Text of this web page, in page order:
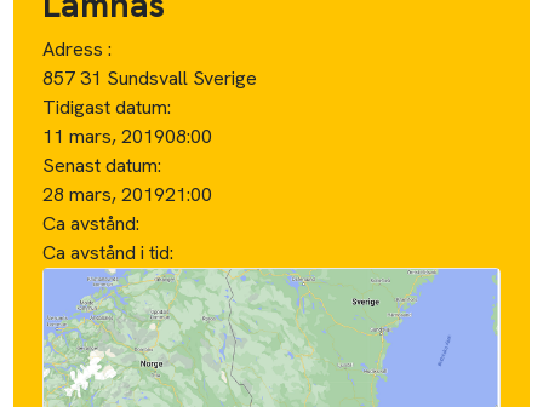
Adress :
857 31 Sundsvall Sverige
Tidigast datum:
11 mars, 201908:00
Senast datum:
28 mars, 201921:00
Ca avstånd:
Ca avstånd i tid: